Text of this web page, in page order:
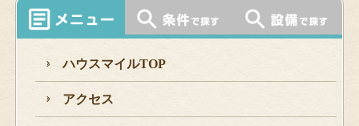
ハウスマイルTOP
アクセス